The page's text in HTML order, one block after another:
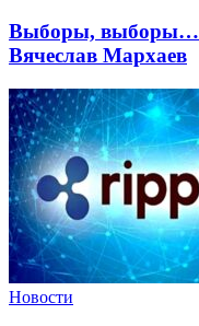
Выборы, выборы…
Вячеслав Мархаев
Новости